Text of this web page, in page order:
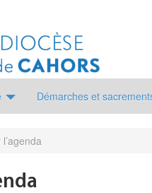
Démarches et
l’agenda